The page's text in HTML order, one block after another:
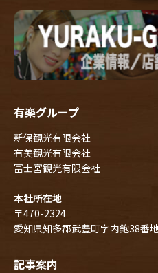
有楽グループ
新保観光有限会社
有美観光有限会社
冨士宮観光有限会社
本社所在地
〒470-2324
愛知県知多郡武豊町字内鉋38番
記事案内